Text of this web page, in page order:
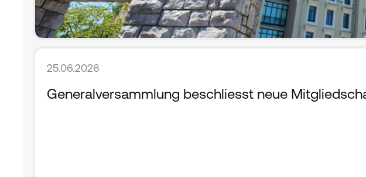
25.06.2026
Generalversammlung beschliesst neue